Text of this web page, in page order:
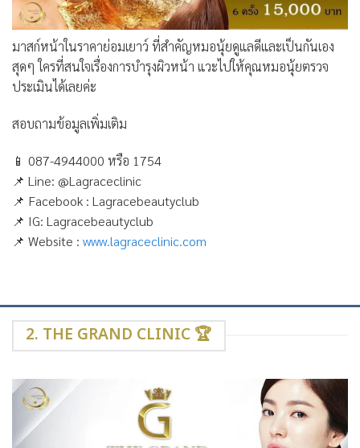
มาสก์หน้าในราคาย่อมเยาว์ ที่สำคัญหมอนุ้ยดูแลดีและเป็นกันเอง
สุดๆ ใครที่สนใจเรื่องการบำรุงผิวหน้า แวะไปให้คุณหมอนุ้ยตรวจ
ประเมินได้เลยค่ะ
สอบถามข้อมูลเพิ่มเติม
📱 087-4944000 หรือ 1754
📌 Line: @Lagraceclinic
📌 Facebook : Lagracebeautyclub
📌 IG: Lagracebeautyclub
📌 Website : www.lagraceclinic.com
2. THE GRAND CLINIC 🏆